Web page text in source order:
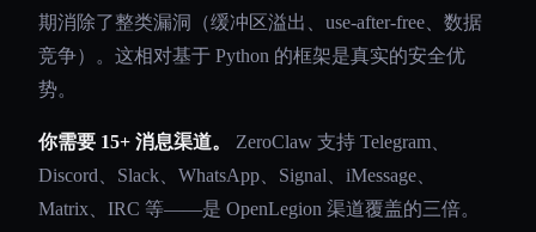
期消除了整类漏洞（缓冲区溢出、use-after-free、数据
竞争）。这相对基于 Python 的框架是真实的安全优
势。
你需要 15+ 消息渠道。
ZeroClaw 支持 Telegram、
Discord、Slack、WhatsApp、Signal、iMessage、
Matrix、IRC 等——是 OpenLegion 渠道覆盖的三倍。